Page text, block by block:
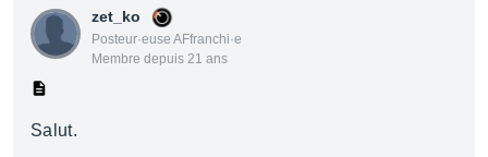
zet_ko
Posteur·euse AFfranchi·e
Membre depuis 21 ans
Salut.